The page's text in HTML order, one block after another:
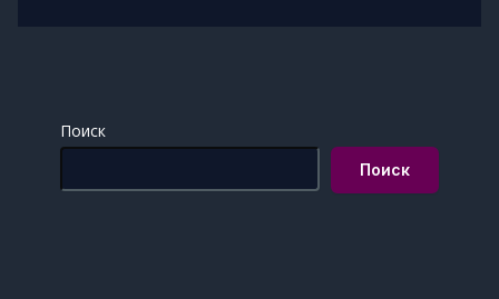
Поиск
Поиск